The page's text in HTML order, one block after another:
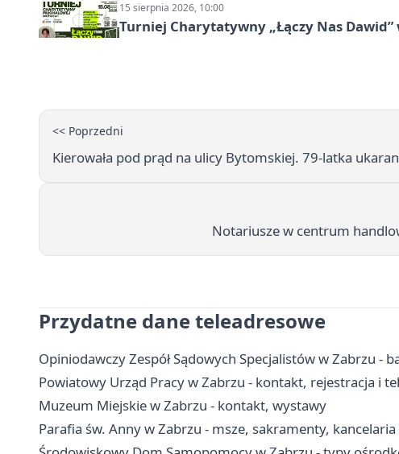
15 sierpnia 2026, 10:00
Turniej Charytatywny „Łączy Nas Dawid”
<< Poprzedni
Kierowała pod prąd na ulicy Bytomskiej. 79-latka
Notariusze w centrum
Przydatne dane teleadresowe
Opiniodawczy Zespół Sądowych Specjalistów w Zabrzu -
Powiatowy Urząd Pracy w Zabrzu - kontakt, rejestracja i
Muzeum Miejskie w Zabrzu - kontakt, wystawy
Parafia św. Anny w Zabrzu - msze, sakramenty, kancelaria